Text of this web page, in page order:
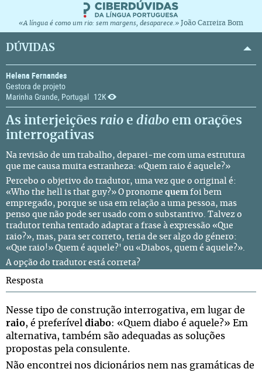
«A língua é como um rio: sem margens, desaparece.» João Carreira Bom
DÚVIDAS
Helena Fernandes
Gestora de projeto
Marinha Grande, Portugal
12K
As interjeições raio e diabo em orações
interrogativas
Na revisão de um trabalho, deparei-me com uma estrutura
que me causa muita estranheza: «Quem raio é aquele?»
Percebo o objetivo do tradutor, uma vez que o original é:
«Who the hell is that guy?» O pronome quem foi bem
empregado, porque se usa em relação a uma pessoa, mas
penso que não pode ser usado com o substantivo. Talvez o
tradutor tenha tentado adaptar a frase à expressão «Que
raio?», mas, para ser correto, teria de ser algo do género:
«Que raio!» Quem é aquele?' ou «Diabos, quem é aquele?».
A opção do tradutor está correta?
Resposta
Nesse tipo de construção interrogativa, em lugar de
raio, é preferível diabo: «Quem diabo é aquele?» Em
alternativa, também são adequadas as soluções
propostas pela consulente.
Não encontrei nos dicionários nem nas gramáticas de